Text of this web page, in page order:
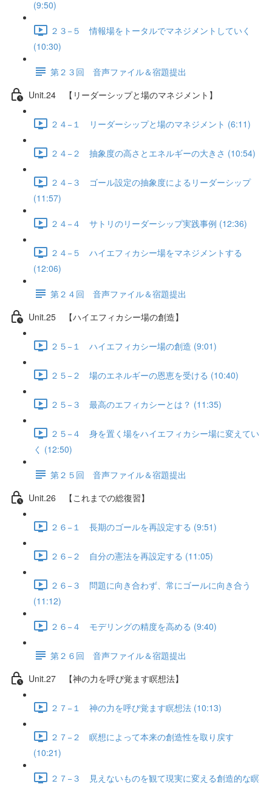
(9:50)
２３−５ 情報場をトータルでマネジメントしていく
(10:30)
第２３回 音声ファイル＆宿題提出
Unit.24 【リーダーシップと場のマネジメント】
２４−１ リーダーシップと場のマネジメント (6:11)
２４−２ 抽象度の高さとエネルギーの大きさ (10:54)
２４−３ ゴール設定の抽象度によるリーダーシップ
(11:57)
２４−４ サトリのリーダーシップ実践事例 (12:36)
２４−５ ハイエフィカシー場をマネジメントする
(12:06)
第２４回 音声ファイル＆宿題提出
Unit.25 【ハイエフィカシー場の創造】
２５−１ ハイエフィカシー場の創造 (9:01)
２５−２ 場のエネルギーの恩恵を受ける (10:40)
２５−３ 最高のエフィカシーとは？ (11:35)
２５−４ 身を置く場をハイエフィカシー場に変えてい
く (12:50)
第２５回 音声ファイル＆宿題提出
Unit.26 【これまでの総復習】
２６−１ 長期のゴールを再設定する (9:51)
２６−２ 自分の憲法を再設定する (11:05)
２６−３ 問題に向き合わず、常にゴールに向き合う
(11:12)
２６−４ モデリングの精度を高める (9:40)
第２６回 音声ファイル＆宿題提出
Unit.27 【神の力を呼び覚ます瞑想法】
２７−１ 神の力を呼び覚ます瞑想法 (10:13)
２７−２ 瞑想によって本来の創造性を取り戻す
(10:21)
２７−３ 見えないものを観て現実に変える創造的な瞑